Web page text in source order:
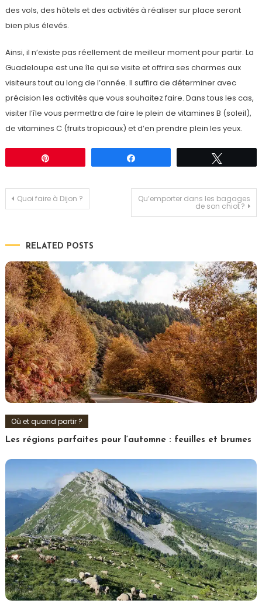
des vols, des hôtels et des activités à réaliser sur place seront
bien plus élevés.
Ainsi, il n’existe pas réellement de meilleur moment pour partir. La
Guadeloupe est une île qui se visite et offrira ses charmes aux
visiteurs tout au long de l’année. Il suffira de déterminer avec
précision les activités que vous souhaitez faire. Dans tous les cas,
visiter l’île vous permettra de faire le plein de vitamines B (soleil),
de vitamines C (fruits tropicaux) et d’en prendre plein les yeux.
Navigation
l’article
Quoi faire à Dijon ? Qu’emporter dans les bagages
de son chiot ?
RELATED POSTS
Où et quand partir ?
Les régions parfaites pour l’automne : feuilles et brumes